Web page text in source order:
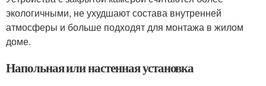
экологичными, не ухудшают состава внутренней
атмосферы и больше подходят для монтажа в жилом
доме.
Напольная или настенная установка